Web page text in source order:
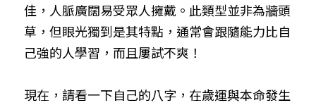
佳，人脈廣闊易受眾人擁戴。此類型並非為牆頭
草，但眼光獨到是其特點，通常會跟隨能力比自
己強的人學習，而且屢試不爽！
現在，請看一下自己的八字，在歲運與本命發生